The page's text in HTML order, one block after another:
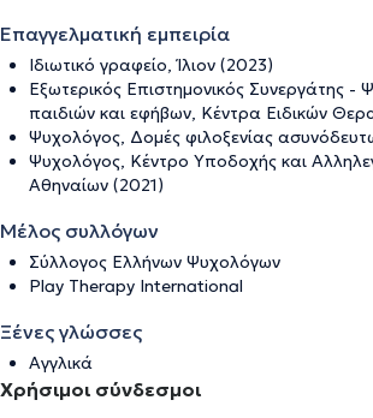
Επαγγελματική εμπειρία
Ιδιωτικό γραφείο, Ίλιον (2023)
Εξωτερικός Επιστημονικός Συνεργάτης -
παιδιών και εφήβων, Κέντρα Ειδικών
Ψυχολόγος, Δομές φιλοξενίας
Ψυχολόγος, Κέντρο Υποδοχής και
Αθηναίων (2021)
Μέλος συλλόγων
Σύλλογος Ελλήνων Ψυχολόγων
Play Therapy International
Ξένες γλώσσες
Αγγλικά
Χρήσιμοι σύνδεσμοι